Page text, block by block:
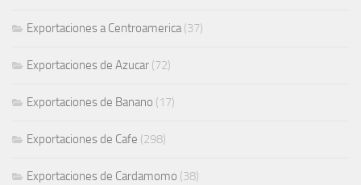
Exportaciones a Centroamerica(37)
Exportaciones de Azucar (72)
Exportaciones de Banano (17)
Exportaciones de Cafe (298)
Exportaciones de Cardamomo (38)